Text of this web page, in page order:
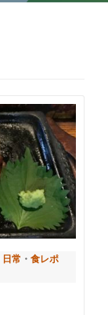
替
え
日常 ・ 食レポ